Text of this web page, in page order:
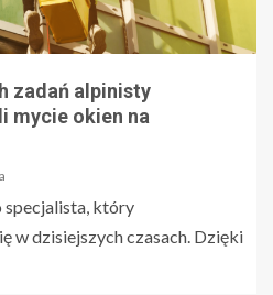
zadań alpinisty
mycie okien na
specjalista, który
w dzisiejszych czasach. Dzięki